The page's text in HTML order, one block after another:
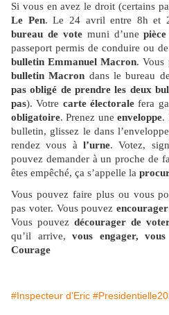
Si vous en avez le droit (certains
Le Pen. Le 24 avril entre 8h et
bureau de votemuni d’une
passeport permis de conduire ou
bulletin Emmanuel Macron. Vous
bulletin Macron dans le bureau
pas obligé de prendre les deux
pas). Votre carte électoralefera
obligatoire. Prenez uneenveloppe.
bulletin, glissez le dans
rendez vous à l’urne. Votez,
pouvez demander à un proche de
êtes empêché, ça s’appelle la
Vous pouvez faire plus ou vous
pas voter. Vous pouvez
Vous pouvezdécourager de
qu’il arrive,vous engager,
Courage
#Inspecteur d'Eric